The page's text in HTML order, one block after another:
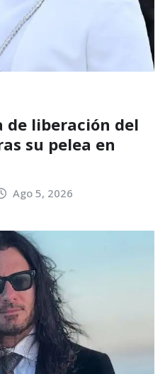
de liberación del
su pelea en
Ago 5, 2026